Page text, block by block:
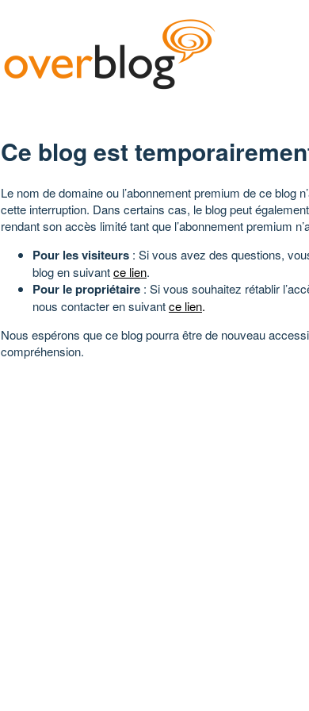
Ce blog est
Le nom de domaine ou l’abonnement premium de ce blog
cette interruption. Dans certains cas, le blog peut
rendant son accès limité tant que l’abonnement premium
Pour les visiteurs : Si vous avez des questions,
blog en suivantce lien.
Pour le propriétaire : Si vous souhaitez rétablir
nous contacter en suivantce lien.
Nous espérons que ce blog pourra être de nouveau
compréhension.